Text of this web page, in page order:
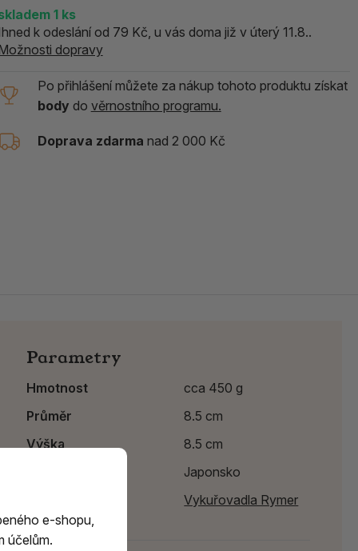
1 ks
k odeslání od 79 Kč, u vás doma již v úterý 11.8..
dopravy
Po přihlášení můžete za nákup tohoto produktu získat
body do věrnostního programu.
Doprava zdarma nad 2 000 Kč
Parametry
Hmotnost
cca 450 g
Průměr
8.5 cm
Výška
8.5 cm
Japonsko
Vykuřovadla Rymer
e-shopu,
účelům.